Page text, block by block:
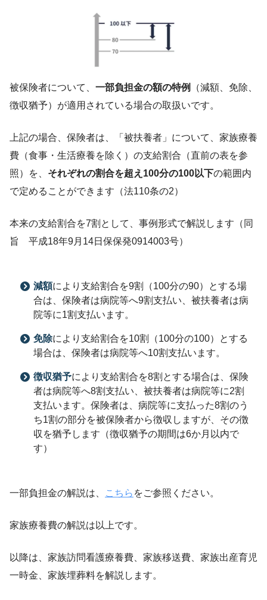
被保険者について、 一部負担金の額の特例
（減額、免除、
徴収猶予）が適用されている場合の取扱いです。
上記の場合、保険者は、「被扶養者」について、家族療養
費（食事・生活療養を除く）の支給割合（直前の表を参
照）を、 それぞれの割合を超え100分の100以下の範囲内
で定めることができます（法110条の2）
本来の支給割合を7割として、事例形式で解説します（同
旨 平成18年9月14日保保発0914003号）
減額により支給割合を9割（100分の90）とする場
合は、保険者は病院等へ9割支払い、被扶養者は病
院等に1割支払います。
免除により支給割合を10割（100分の100）とする
場合は、保険者は病院等へ10割支払います。
徴収猶予により支給割合を8割とする場合は、保険
者は病院等へ8割支払い、被扶養者は病院等に2割
支払います。保険者は、病院等に支払った8割のう
ち1割の部分を被保険者から徴収しますが、その徴
収を猶予します（徴収猶予の期間は6か月以内で
す）
一部負担金の解説は、 こちら をご参照ください。
家族療養費の解説は以上です。
以降は、家族訪問看護療養費、家族移送費、家族出産育児
一時金、家族埋葬料を解説します。